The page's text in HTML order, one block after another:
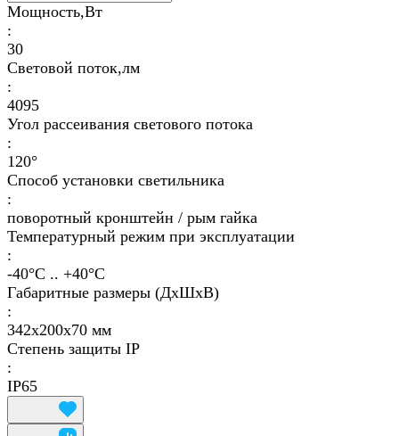
Мощность,Вт
:
30
Световой поток,лм
:
4095
Угол рассеивания светового потока
:
120°
Способ установки светильника
:
поворотный кронштейн / рым гайка
Температурный режим при эксплуатации
:
-40°С .. +40°C
Габаритные размеры (ДхШхВ)
:
342х200х70 мм
Степень защиты IP
:
IP65